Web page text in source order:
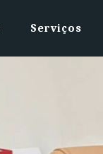
Serviços